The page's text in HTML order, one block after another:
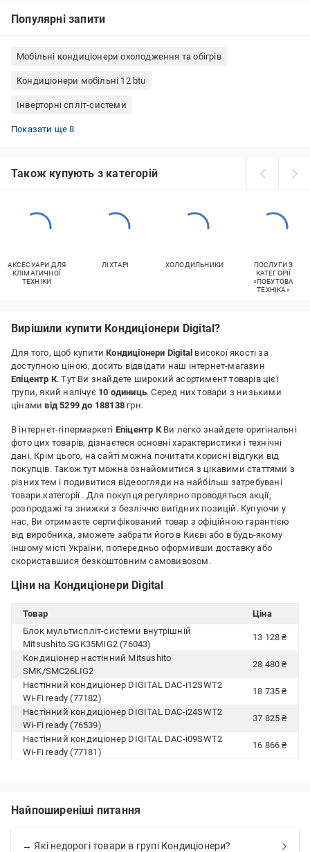
Популярні запити
Мобільні кондиціонери охолодження та обігрів
Кондиціонери мобільні 12 btu
Інверторні спліт-системи
Кондиціонери інверторні чорного кольору
Кондиціонери інверторні SENSEI
Кондиціонери мобільні Electrolux
Кондиціонери Haier інверторні
Кондиціонери інверторні Gree
Кондиціонери мобільні 9 btu
Кондиціонери мобільні 7 btu
Інверторні кондиціонери OSAKA
Показати ще 8
Також купують з категорій
АКСЕСУАРИ ДЛЯ
КЛІМАТИЧНОЇ
ТЕХНІКИ
ЛІХТАРІ ХОЛОДИЛЬНИКИ
ПОСЛУГИ З
КАТЕГОРІЇ
«ПОБУТОВА
ТЕХНІКА»
Вирішили купити Кондиціонери Digital?
Для того, щоб купитиКондиціонери Digital високої якості за
доступною ціною, досить відвідати наш інтернет-магазин
Епіцентр К. Тут Ви знайдете широкий асортимент товарів цієї
групи, який налічує 10 одиниць. Серед них товари з низькими
цінамивід 5299 до 188138 грн.
В інтернет-гіпермаркеті Епіцентр КВи легко знайдете оригінальні
фото цих товарів, дізнаєтеся основні характеристики і технічні
дані. Крім цього, на сайті можна почитати корисні відгуки від
покупців. Також тут можна ознайомитися з цікавими статтями з
різних тем і подивитися відеоогляди на найбільш затребувані
товари категорії . Для покупця регулярно проводяться акції,
розпродажі та знижки з безліччю вигідних позицій. Купуючи у
нас, Ви отримаєте сертифікований товар з офіційною гарантією
від виробника, зможете забрати його в Києві або в будь-якому
іншому місті України, попередньо оформивши доставку або
скориставшися безкоштовним самовивозом.
Ціни на Кондиціонери Digital
Товар
Ціна
Блок мультиспліт-системи внутрішній
Mitsushito SGK35MIG2 (76043)
13 128 ₴
Кондиціонер настінний Mitsushito
SMK/SMC26LIG2
28 480 ₴
Настінний кондиціонер DIGITAL DAC-i12SWT2
Wi-Fi ready (77182)
18 735 ₴
Настінний кондиціонер DIGITAL DAC-i24SWT2
Wi-Fi ready (76539)
37 825 ₴
Настінний кондиціонер DIGITAL DAC-i09SWT2
Wi-Fi ready (77181)
16 866 ₴
Найпоширеніші питання
→ Які недорогі товари в групі Кондиціонери?